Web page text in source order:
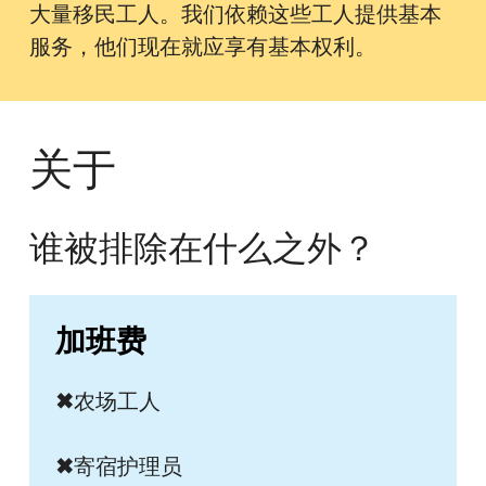
大量移民工人。我们依赖这些工人提供基本
服务，他们现在就应享有基本权利。
关于
谁被排除在什么之外？
加班费
✖农场工人
✖寄宿护理员